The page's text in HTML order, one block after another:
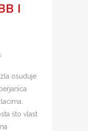
I
osuđuje
što vlast